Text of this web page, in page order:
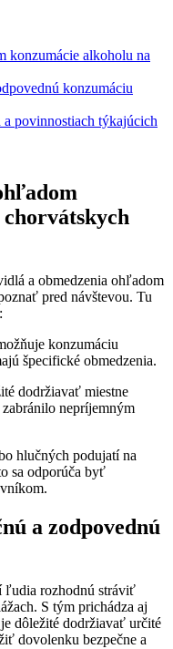
konzumácie alkoholu na
konzumáciu
povinnostiach týkajúcich
a obmedzenia ohľadom
pred návštevou. Tu
konzumáciu
špecifické obmedzenia.
dodržiavať miestne
nepríjemným
hlučných podujatí na
sa odporúča byť
a zodpovednú
ľudia rozhodnú stráviť
S tým prichádza aj
dôležité dodržiavať určité
dovolenku bezpečne a